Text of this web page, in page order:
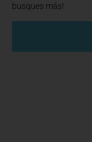
busques más!